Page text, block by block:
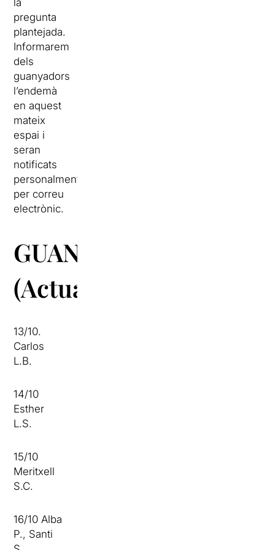
pregunta
plantejada.
Informarem
dels
guanyadors
l’endemà
en aquest
mateix
espai i
seran
notificats
personalment
per correu
electrònic.
GUANYADORS
(Actualitzat)
13/10.
Carlos
L.B.
14/10
Esther
L.S.
15/10
Meritxell
S.C.
16/10 Alba
P., Santi